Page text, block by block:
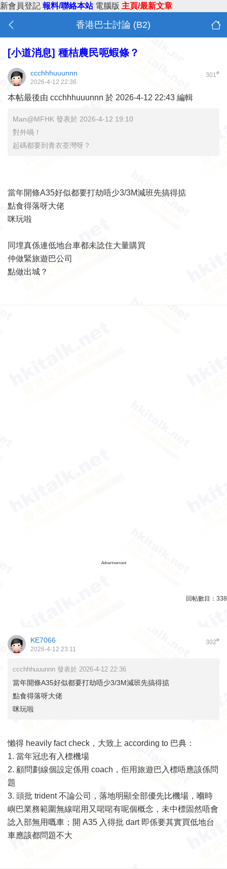
新會員登記 報料/聯絡本站 電腦版 主頁/最新文章
香港巴士討論 (B2)
[小道消息] 種桔農民呃蝦條？
301#
ccchhhuuunnn
2026-4-12 22:36
本帖最後由 ccchhhuuunnn 於 2026-4-12 22:43 編輯
Man@MFHK 發表於 2026-4-12 19:10
對外喎！
起碼都要到青衣荃灣呀？
當年開條A35好似都要打劫唔少3/3M減班先搞得掂
點食得落呀大佬
咪玩啦
同埋真係連低地台車都未諗住大量購買
仲做緊旅遊巴公司
點做出城？
Advertisement
回帖數目： 338
302#
KE7066
2026-4-12 23:11
ccchhhuuunnn 發表於 2026-4-12 22:36
當年開條A35好似都要打劫唔少3/3M減班先搞得掂
點食得落呀大佬
咪玩啦
懶得 heavily fact check，大致上 according to 巴典：
1. 當年冠忠有入標機場
2. 顧問劃線個設定係用 coach，佢用旅遊巴入標唔應該係問
題
3. 頭批 trident 不論公司，落地明顯全部優先比機場，嗰時
嶼巴業務範圍無線啱用又啱啱有呢個概念，未中標固然唔會
諗入部無用嘅車；開 A35 入得批 dart 即係要其實買低地台
車應該都問題不大